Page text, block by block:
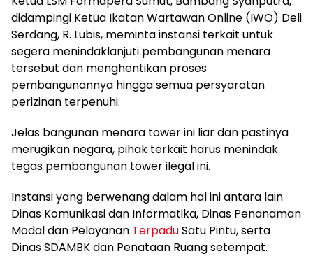
didampingi Ketua Ikatan Wartawan Online (IWO) Deli
Serdang, R. Lubis, meminta instansi terkait untuk
segera menindaklanjuti pembangunan menara
tersebut dan menghentikan proses
pembangunannya hingga semua persyaratan
perizinan terpenuhi.
Jelas bangunan menara tower ini liar dan pastinya
merugikan negara, pihak terkait harus menindak
tegas pembangunan tower ilegal ini.
Instansi yang berwenang dalam hal ini antara lain
Dinas Komunikasi dan Informatika, Dinas Penanaman
Modal dan Pelayanan TerpaduSatu Pintu, serta
Dinas SDAMBK dan Penataan Ruang setempat.